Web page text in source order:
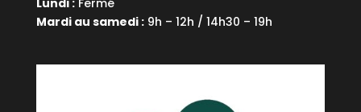
Lundi :Fermé
Mardi au samedi :9h – 12h / 14h30 – 19h